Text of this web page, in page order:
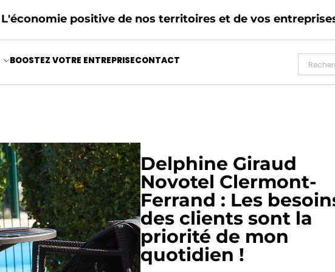
L'économie positive de nos territoires et de vos
BOOSTEZ VOTRE ENTREPRISECONTACT
Delphine Giraud
Novotel Clermont-
Ferrand : Les
des clients sont la
priorité de mon
quotidien !